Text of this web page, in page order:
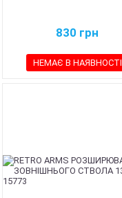
830 грн
НЕМАЄ В НАЯВНОСТІ